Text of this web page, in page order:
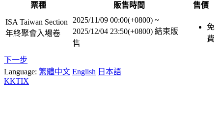
票種 販售時間
售價
ISA Taiwan Section
年終聚會入場卷
2025/11/09 00:00(+0800) ~
2025/12/04 23:50(+0800) 結束販
售
免
費
下一步
Language: 繁體中文 English 日本語
KKTIX